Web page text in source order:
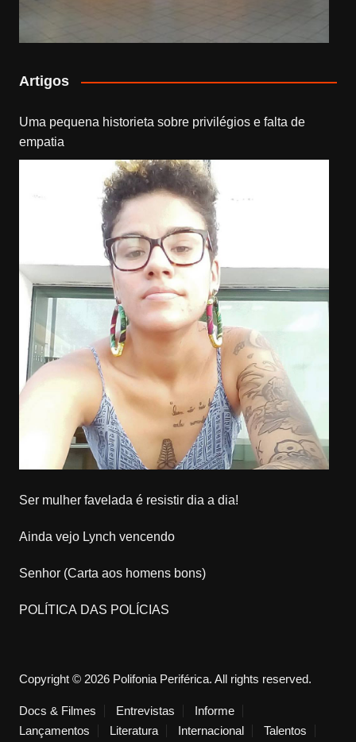
Artigos
Uma pequena historieta sobre privilégios e falta de
empatia
Ser mulher favelada é resistir dia a dia!
Ainda vejo Lynch vencendo
Senhor (Carta aos homens bons)
POLÍTICA DAS POLÍCIAS
Copyright © 2026 Polifonia Periférica. All rights reserved.
Docs & Filmes Entrevistas
Informe
Lançamentos
Literatura Internacional Talentos